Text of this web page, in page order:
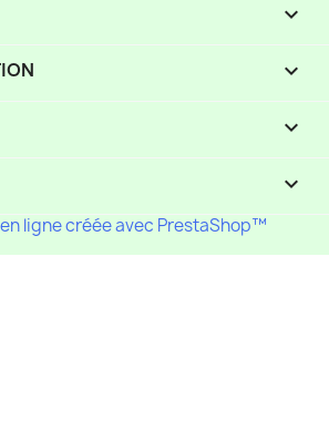



keyboard_arrow_down
ligne créée avec PrestaShop™